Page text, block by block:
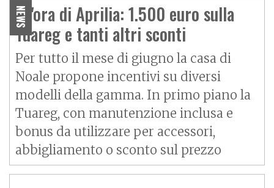
NEWS
È l'ora di Aprilia: 1.500 euro sulla
Tuareg e tanti altri sconti
Per tutto il mese di giugno la casa di
Noale propone incentivi su diversi
modelli della gamma. In primo piano la
Tuareg, con manutenzione inclusa e
bonus da utilizzare per accessori,
abbigliamento o sconto sul prezzo